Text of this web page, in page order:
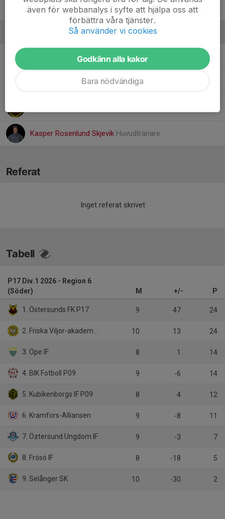
30. Vidar Hedlund
Pether AnderssonLagledare
Martin JohanssonMålvaktstränare
Kasper Rosenlund Skjevik Huvudtränare
Referat
Inget referat skrivet
Tabell
P17 Div.1 2026 - Region 6
(Söder)
M +/- P
1. Östersunds FK P17 9 47 24
2. Friska Viljor-akademi FC P17/Friska viljor FC 10 13 24
3. Ope IF 8 1 14
4. BIK Fotboll P09 9 -6 14
5. Kubikenborgs IF P09 8 4 12
6. Kramfors-Alliansen 9 -8 11
7. Öztersund Ungdom IF 9 -3 7
8. Frösö IF 8 -18 5
9. Selånger SK 10 -30 2
även för webbanalys i syfte att hjälpa oss att
förbättra våra tjänster.
Så använder vi cookies
Godkänn alla kakor
Bara nödvändiga